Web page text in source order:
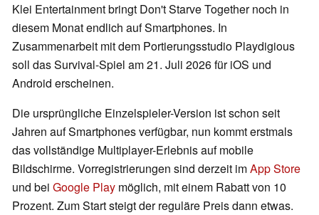
Klei Entertainment bringt Don't Starve Together noch in
diesem Monat endlich auf Smartphones. In
Zusammenarbeit mit dem Portierungsstudio Playdigious
soll das Survival-Spiel am 21. Juli 2026 für iOS und
Android erscheinen.
Die ursprüngliche Einzelspieler-Version ist schon seit
Jahren auf Smartphones verfügbar, nun kommt erstmals
das vollständige Multiplayer-Erlebnis auf mobile
Bildschirme. Vorregistrierungen sind derzeit imApp Store
und bei Google Play möglich, mit einem Rabatt von 10
Prozent. Zum Start steigt der reguläre Preis dann etwas.